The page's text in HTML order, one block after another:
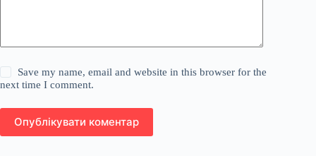
Save my name, email and website in this browser for the
next time I comment.
Опублікувати коментар